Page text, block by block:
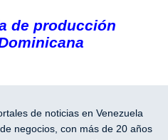
de producción
de noticias en Venezuela
negocios, con más de 20 años